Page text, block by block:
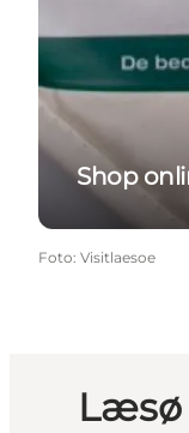
Shop
Foto: Visitlaesoe
Læsø